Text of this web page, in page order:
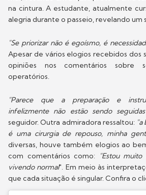
na cintura. A estudante, atualmente
alegria durante o passeio, revelando um
"Se priorizar não é egoísmo, é
Apesar de vários elogios recebidos dos
opiniões nos comentários sobre
operatórios.
"Parece que a preparação e
infelizmente não estão sendo
seguidor. Outra admiradora ressaltou: "a
é uma cirurgia de repouso, minha
diversas, houve também elogios ao
com comentários como:
"Estou
vivendo normal". Em meio às
que cada situação é singular. Confira o